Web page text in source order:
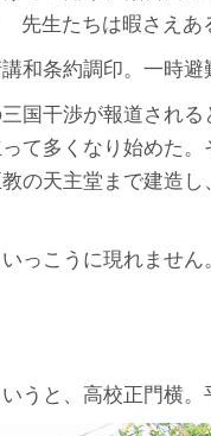
生たちは暇さえあ
和条約調印。一時
国干渉が報道され
て多くなり始めた
の天主堂まで建造
っこうに現れません。
うと、高校正門横